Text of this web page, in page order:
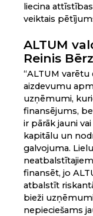
liecina
veiktais
ALTUM
Reinis
“ALTUM
aizdevumu
uzņēmumi,
finansējums,
ir pārāk jauni
kapitālu un
galvojuma.
finansēt, jo
atbalstīt
bieži
nepieciešams